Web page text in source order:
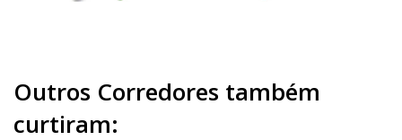
Outros Corredores também
curtiram: